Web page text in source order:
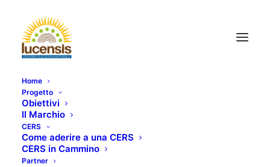
Home
Progetto
Obiettivi
Il Marchio
CERS
Come aderire a una CERS
CERS in Cammino
Partner
COOKIES POLICY
Il nostro sito web utilizza cookie per garantire un
corretto utilizzo della pagina web e per migliorarne
l’esperienza di utilizzo. La presente Policy fornisce